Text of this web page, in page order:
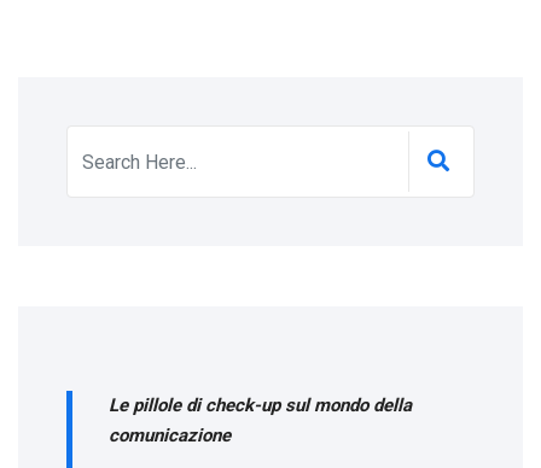
Le pillole di check-up sul mondo della
comunicazione